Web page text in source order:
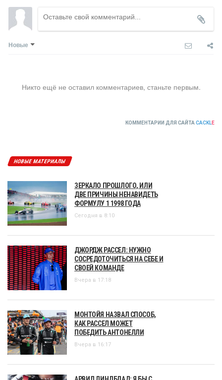
Новые
Никто ещё не оставил комментариев, станьте первым.
КОММЕНТАРИИ ДЛЯ САЙТА CACKLE
НОВЫЕ МАТЕРИАЛЫ
ЗЕРКАЛО ПРОШЛОГО, ИЛИ
ДВЕ ПРИЧИНЫ НЕНАВИДЕТЬ
ФОРМУЛУ 1 1998 ГОДА
Сегодня в 8:10
ДЖОРДЖ РАССЕЛ: НУЖНО
СОСРЕДОТОЧИТЬСЯ НА СЕБЕ И
СВОЕЙ КОМАНДЕ
Вчера в 17:18
МОНТОЙЯ НАЗВАЛ СПОСОБ,
КАК РАССЕЛ МОЖЕТ
ПОБЕДИТЬ АНТОНЕЛЛИ
Вчера в 16:17